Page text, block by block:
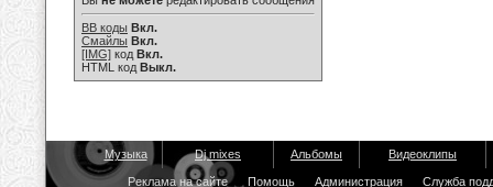
BB коды Вкл.
Смайлы Вкл.
[IMG] код Вкл.
HTML код Выкл.
Музыка Dj mixes Альбомы Видеоклипы
Реклама на сайте Помощь Администрация Служба